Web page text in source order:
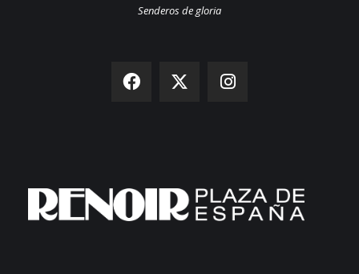
Senderos de gloria